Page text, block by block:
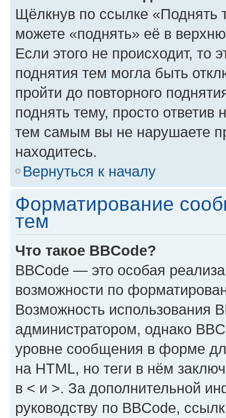
Щёлкнув по ссылке «Поднять
можете «поднять» её в
Если этого не происходит, то
поднятия тем могла быть
пройти до повторного
поднять тему, просто ответив
тем самым вы не нарушаете
находитесь.
Вернуться к началу
Форматирование
тем
Что такое BBCode?
BBCode — это особая
возможности по
Возможность использования
администратором, однако
уровне сообщения в форме
на HTML, но теги в нём
в < и >. За дополнительной
руководству по BBCode,